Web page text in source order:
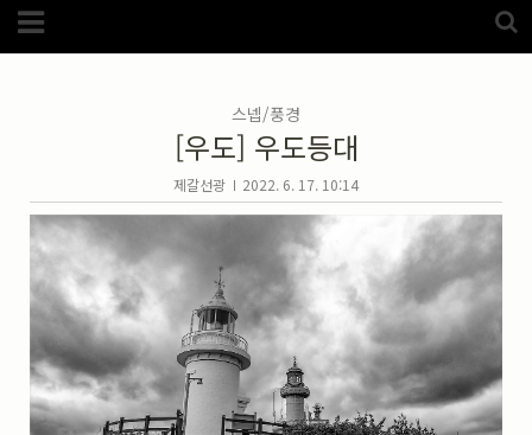
Category
(5989)
러시아(75)
모로코(52)
미국_캐나다(105)
발칸7국
(305)
스웨덴 (8)
스페인 (193)
중국 (170)
백두산 (17)
터키 (68)
포르투갈(32)
핀란드(14)
필리핀(38)
스넵/풍경
[우도] 우도등대
제갈선광 2022. 6. 17. 10:14